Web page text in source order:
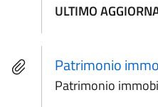
ULTIMO
Patrimonio
Patrimonio